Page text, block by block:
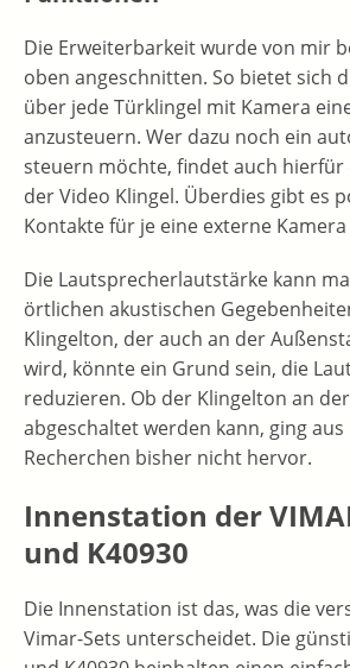
Die Erweiterbarkeit wurde von mir
oben angeschnitten. So bietet sich
über jede Türklingel mit Kamera
anzusteuern. Wer dazu noch ein
steuern möchte, findet auch hierfür
der Video Klingel. Überdies gibt es
Kontakte für je eine externe
Die Lautsprecherlautstärke kann
örtlichen akustischen
Klingelton, der auch an der
wird, könnte ein Grund sein, die
reduzieren. Ob der Klingelton an
abgeschaltet werden kann, ging aus
Recherchen bisher nicht hervor.
Innenstation der
und K40930
Die Innenstation ist das, was die
Vimar-Sets unterscheidet. Die